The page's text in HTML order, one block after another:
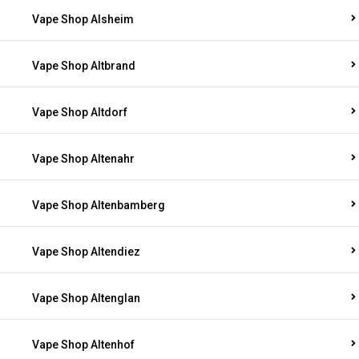
Vape Shop Alsheim
Vape Shop Altbrand
Vape Shop Altdorf
Vape Shop Altenahr
Vape Shop Altenbamberg
Vape Shop Altendiez
Vape Shop Altenglan
Vape Shop Altenhof